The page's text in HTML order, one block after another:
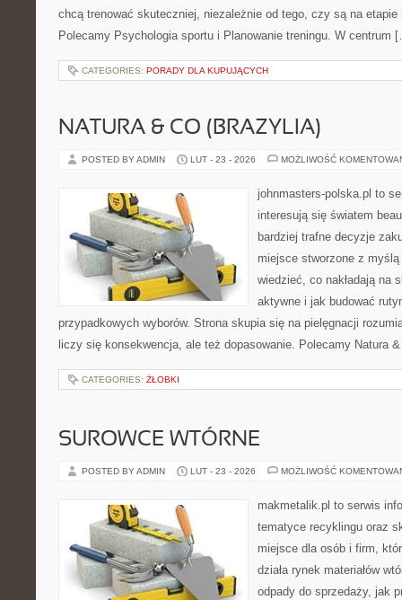
chcą trenować skuteczniej, niezależnie od tego, czy są na etapie
Polecamy Psychologia sportu i Planowanie treningu. W centrum
CATEGORIES: PORADY DLA KUPUJĄCYCH
NATURA & CO (BRAZYLIA)
POSTED BY ADMIN LUT - 23 - 2026 MOŻLIWOŚĆ
johnmasters-polska.pl to
interesują się światem
bardziej trafne decyzje
miejsce stworzone z
wiedzieć, co nakładają na
aktywne i jak budować
przypadkowych wyborów. Strona skupia się na pielęgnacji
liczy się konsekwencja, ale też dopasowanie. Polecamy Natura
CATEGORIES: ŻŁOBKI
SUROWCE WTÓRNE
POSTED BY ADMIN LUT - 23 - 2026 MOŻLIWOŚĆ
makmetalik.pl to serwis
tematyce recyklingu oraz
miejsce dla osób i firm,
działa rynek materiałów
odpady do sprzedaży, jak